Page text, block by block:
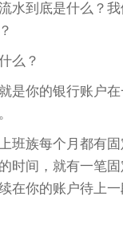
到底是什么？我
么？
你的银行账户在
族每个月都有固
时间，就有一笔
在你的账户待上